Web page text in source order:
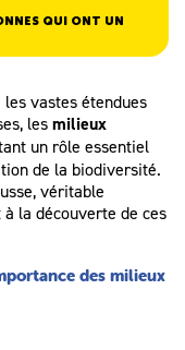
QUI ONT UN
vastes étendues
les milieux
un rôle essentiel
de la biodiversité.
véritable
la découverte de ces
des milieux